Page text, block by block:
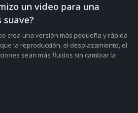
un video para una
suave?
crea una versión más pequeña y rápida
la reproducción, el desplazamiento, el
sean más fluidos sin cambiar la